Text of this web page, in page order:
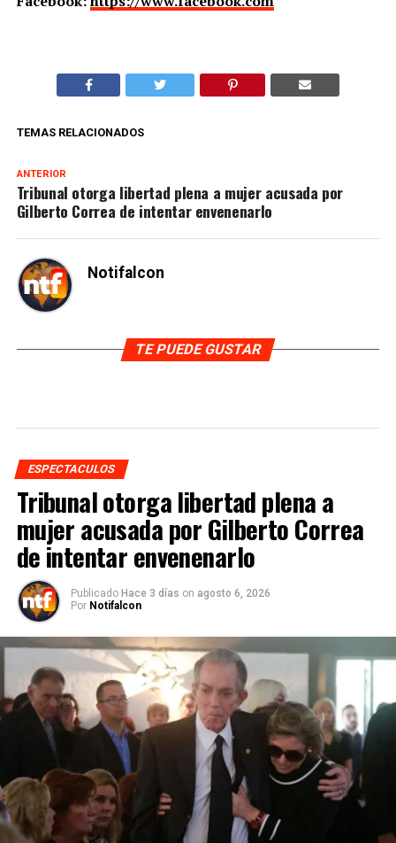
TEMAS RELACIONADOS
ANTERIOR
Tribunal otorga libertad plena a mujer acusada por
Gilberto Correa de intentar envenenarlo
Notifalcon
TE PUEDE GUSTAR
ESPECTACULOS
Tribunal otorga libertad plena a
mujer acusada por Gilberto Correa
de intentar envenenarlo
Publicado Hace 3 días on agosto 6, 2026
Por Notifalcon